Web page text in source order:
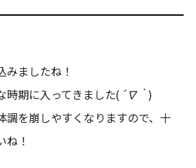
みましたね！
時期に入ってきました(´∇｀ )
調を崩しやすくなりますので、十
ね！